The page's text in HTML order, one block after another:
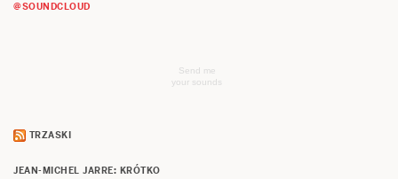
@SOUNDCLOUD
Send me
your sounds
TRZASKI
JEAN-MICHEL JARRE: KRÓTKO